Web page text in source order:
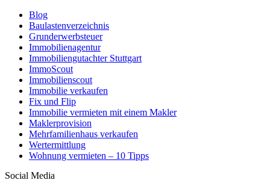
Blog
Baulastenverzeichnis
Grunderwerbsteuer
Immobilienagentur
Immobiliengutachter Stuttgart
ImmoScout
Immobilienscout
Immobilie verkaufen
Fix und Flip
Immobilie vermieten mit einem Makler
Maklerprovision
Mehrfamilienhaus verkaufen
Wertermittlung
Wohnung vermieten – 10 Tipps
Social Media